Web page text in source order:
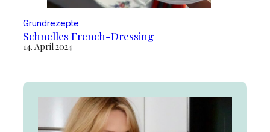
Grundrezepte
Schnelles French-Dressing
14. April 2024